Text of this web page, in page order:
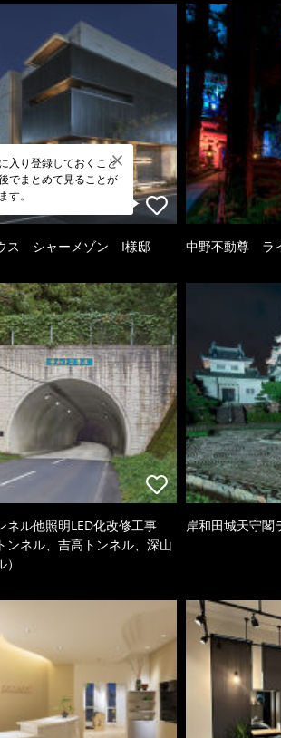
入り登録しておくこと
でまとめて見ることが
す。
ス シャーメゾン I様邸 中野不動尊 ラ
ネル他照明LED化改修工事
ンネル、吉高トンネル、深山
岸和田城天守閣